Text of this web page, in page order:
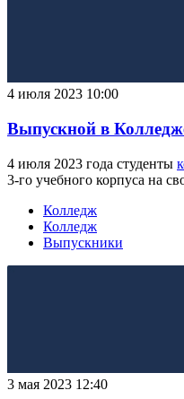
4 июля 2023 10:00
Выпускной в
4 июля 2023 года студенты
3-го учебного корпуса на
Колледж
Колледж
Выпускники
3 мая 2023 12:40